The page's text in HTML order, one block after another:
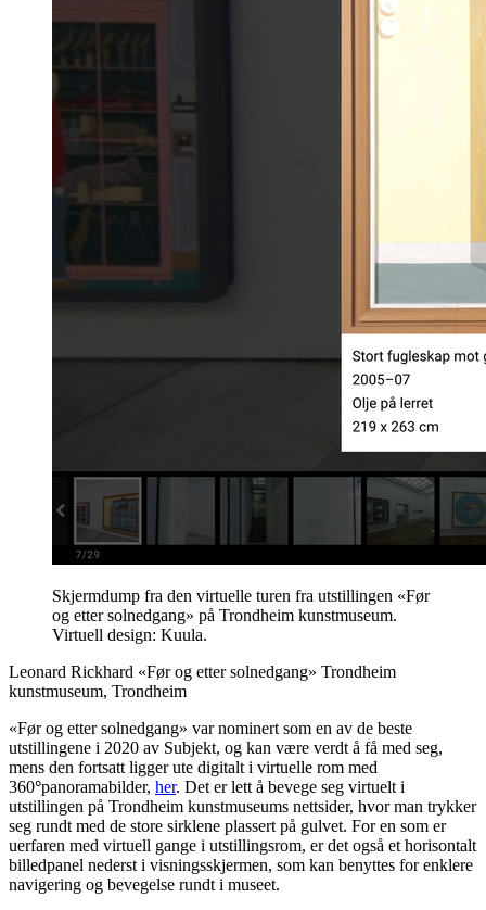
Skjermdump fra den virtuelle turen fra utstillingen «Før
og etter solnedgang» på Trondheim kunstmuseum.
Virtuell design: Kuula.
Leonard Rickhard «Før og etter solnedgang» Trondheim
kunstmuseum, Trondheim
«Før og etter solnedgang» var nominert som en av de beste
utstillingene i 2020 av Subjekt, og kan være verdt å få med seg,
mens den fortsatt ligger ute digitalt i virtuelle rom med
360°panoramabilder, her. Det er lett å bevege seg virtuelt i
utstillingen på Trondheim kunstmuseums nettsider, hvor man trykker
seg rundt med de store sirklene plassert på gulvet. For en som er
uerfaren med virtuell gange i utstillingsrom, er det også et horisontalt
billedpanel nederst i visningsskjermen, som kan benyttes for enklere
navigering og bevegelse rundt i museet.